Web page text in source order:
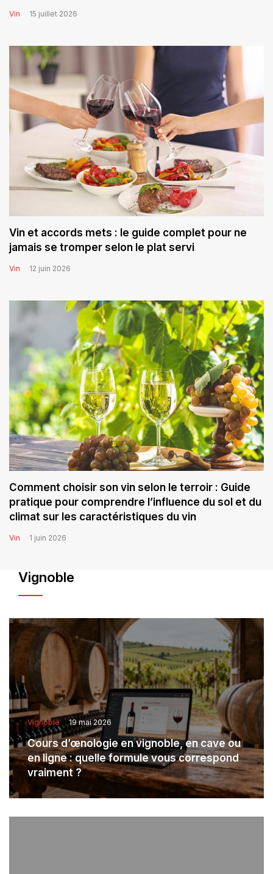
Vin 15 juillet 2026
Vin et accords mets : le guide complet pour ne
jamais se tromper selon le plat servi
Vin 12 juin 2026
Comment choisir son vin selon le terroir : Guide
pratique pour comprendre l’influence du sol et du
climat sur les caractéristiques du vin
Vin 1 juin 2026
Vignoble
Vignoble 19 mai 2026
Cours d’œnologie en vignoble, en cave ou
en ligne : quelle formule vous correspond
vraiment ?